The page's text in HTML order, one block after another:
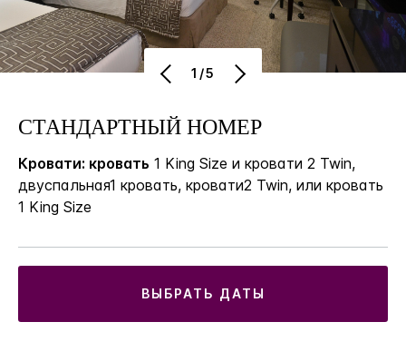
1/5
СТАНДАРТНЫЙ НОМЕР
Кровати: кровать 1 King Size и кровати 2 Twin,
двуспальная1 кровать, кровати2 Twin, или кровать
1 King Size
ВЫБРАТЬ ДАТЫ